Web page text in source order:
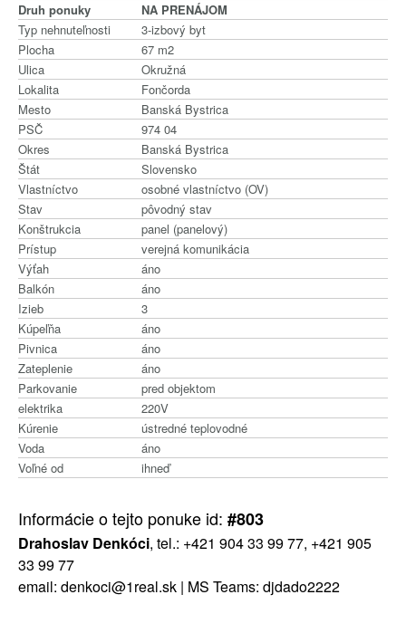
Druh ponuky
NA PRENÁJOM
Typ nehnuteľnosti
3-izbový byt
Plocha
67 m2
Ulica
Okružná
Lokalita
Fončorda
Mesto
Banská Bystrica
PSČ
974 04
Okres
Banská Bystrica
Štát
Slovensko
Vlastníctvo
osobné vlastníctvo (OV)
Stav
pôvodný stav
Konštrukcia
panel (panelový)
Prístup
verejná komunikácia
Výťah
áno
Balkón
áno
Izieb
3
Kúpeľňa
áno
Pivnica
áno
Zateplenie
áno
Parkovanie
pred objektom
elektrika
220V
Kúrenie
ústredné teplovodné
Voda
áno
Voľné od
ihneď
Informácie o tejto ponuke id: #803
Drahoslav Denkóci, tel.: +421 904 33 99 77, +421 905
33 99 77
email: denkoci@1real.sk | MS Teams: djdado2222